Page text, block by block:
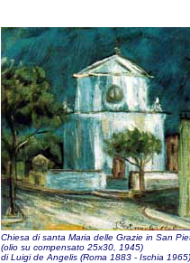
Chiesa di santa Maria delle Grazie in San
(olio su compensato 25x30, 1945)
di Luigi de Angelis (Roma 1883 - Ischia 1965)